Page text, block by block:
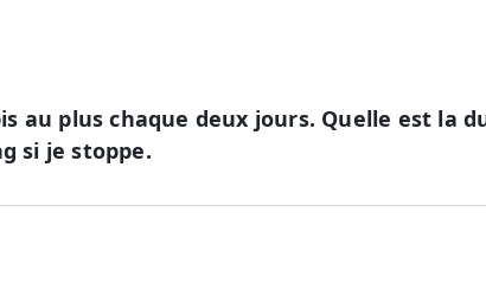
au plus chaque deux jours. Quelle est la
si je stoppe.